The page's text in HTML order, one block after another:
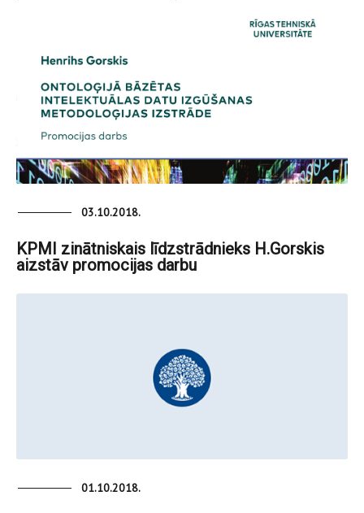
03.10.2018.
KPMI zinātniskais līdzstrādnieks H.Gorskis
aizstāv promocijas darbu
01.10.2018.